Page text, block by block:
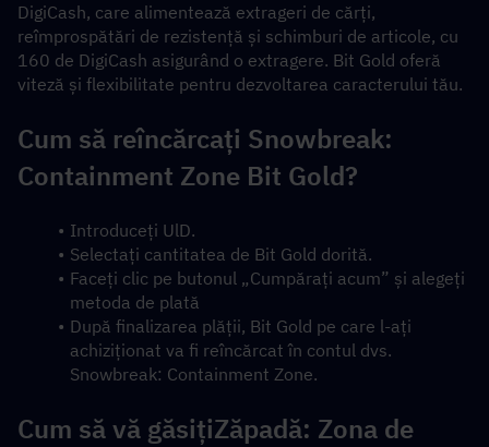
DigiCash, care alimentează extrageri de cărți,
reîmprospătări de rezistență și schimburi de articole, cu
160 de DigiCash asigurând o extragere. Bit Gold oferă
viteză și flexibilitate pentru dezvoltarea caracterului tău.
Cum să reîncărcați Snowbreak:
Containment Zone Bit Gold?
Introduceți UlD.
Selectați cantitatea de Bit Gold dorită.
Faceți clic pe butonul „Cumpărați acum” și alegeți
metoda de plată
După finalizarea plății, Bit Gold pe care l-ați
achiziționat va fi reîncărcat în contul dvs.
Snowbreak: Containment Zone.
Cum să vă găsițiZăpadă: Zona de